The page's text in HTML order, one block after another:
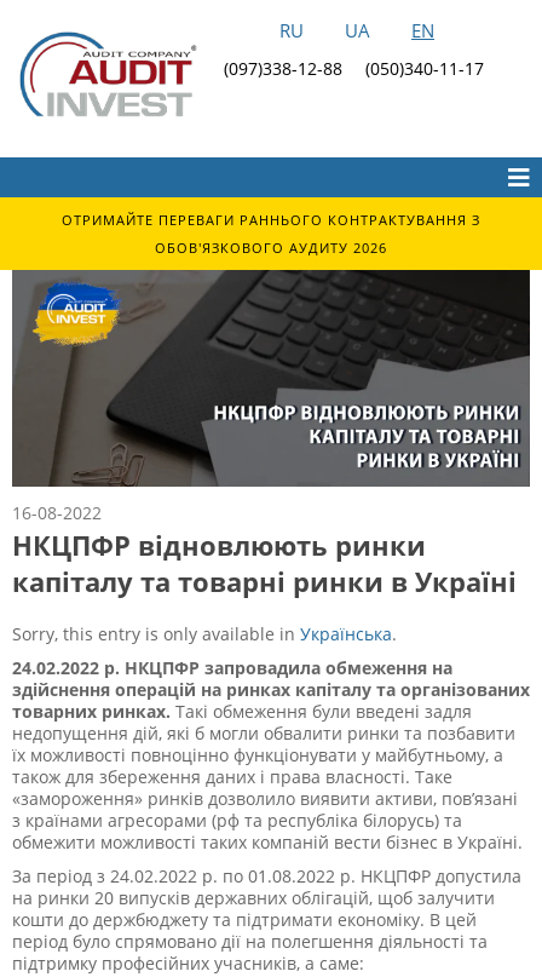
RU UA EN
(097)338-12-88 (050)340-11-17
ОТРИМАЙТЕ ПЕРЕВАГИ РАННЬОГО КОНТРАКТУВАННЯ З
ОБОВ'ЯЗКОВОГО АУДИТУ 2026
16-08-2022
НКЦПФР відновлюють ринки
капіталу та товарні ринки в Україні
Sorry, this entry is only available in Українська.
24.02.2022 р. НКЦПФР запровадила обмеження на
здійснення операцій на ринках капіталу та організованих
товарних ринках. Такі обмеження були введені задля
недопущення дій, які б могли обвалити ринки та позбавити
їх можливості повноцінно функціонувати у майбутньому, а
також для збереження даних і права власності. Таке
«замороження» ринків дозволило виявити активи, пов’язані
з країнами агресорами (рф та республіка білорусь) та
обмежити можливості таких компаній вести бізнес в Україні.
За період з 24.02.2022 р. по 01.08.2022 р. НКЦПФР допустила
на ринки 20 випусків державних облігацій, щоб залучити
кошти до держбюджету та підтримати економіку. В цей
період було спрямовано дії на полегшення діяльності та
підтримку професійних учасників, а саме: